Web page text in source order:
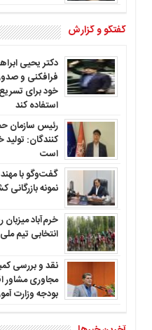
گفتگو و گزارش
دکتر یحیی
فرافکنی و
خود برای
استفاده کند
رئیس سازمان
کنندگان:
است
گفت‌وگو با
نمونه بازرگانی
خرم‌آباد
انتخابی تیم
نقد و بررسی
مجاوری مشاور
بودجه وزارت